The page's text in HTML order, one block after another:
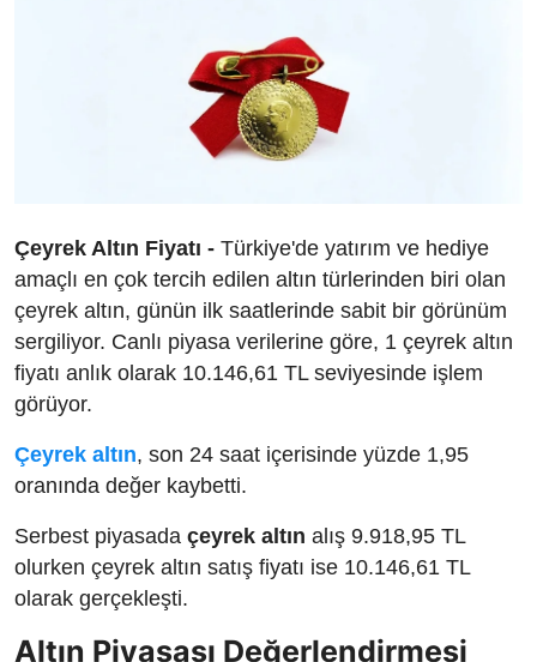
Çeyrek Altın Fiyatı - Türkiye'de yatırım ve hediye
amaçlı en çok tercih edilen altın türlerinden biri olan
çeyrek altın, günün ilk saatlerinde sabit bir görünüm
sergiliyor. Canlı piyasa verilerine göre, 1 çeyrek altın
fiyatı anlık olarak 10.146,61 TL seviyesinde işlem
görüyor.
Çeyrek altın, son 24 saat içerisinde yüzde 1,95
oranında değer kaybetti.
Serbest piyasada çeyrek altın alış 9.918,95 TL
olurken çeyrek altın satış fiyatı ise 10.146,61 TL
olarak gerçekleşti.
Altın Piyasası Değerlendirmesi